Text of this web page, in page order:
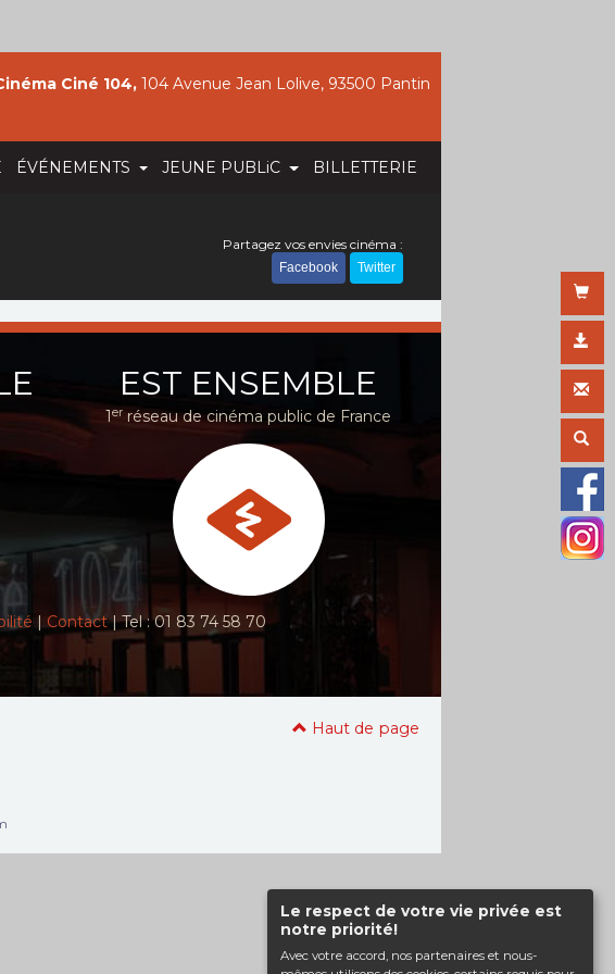
Le respect de votre vie privée est
notre priorité!
Avec votre accord, nos partenaires et nous-
ÉVÉNEMENTS JEUNE PUBLiC BILLETTERIE
Ciné 104, 104 Avenue Jean Lolive, 93500 Pantin
Partagez vos envies cinéma :
Facebook Twitter
EST ENSEMBLE
1er réseau de cinéma public de France
| Contact| Tel : 01 83 74 58 70
Haut de page